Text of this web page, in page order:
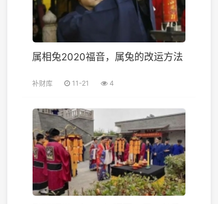
属相兔2020福音，属兔的改运方法
补财库 11-21 4